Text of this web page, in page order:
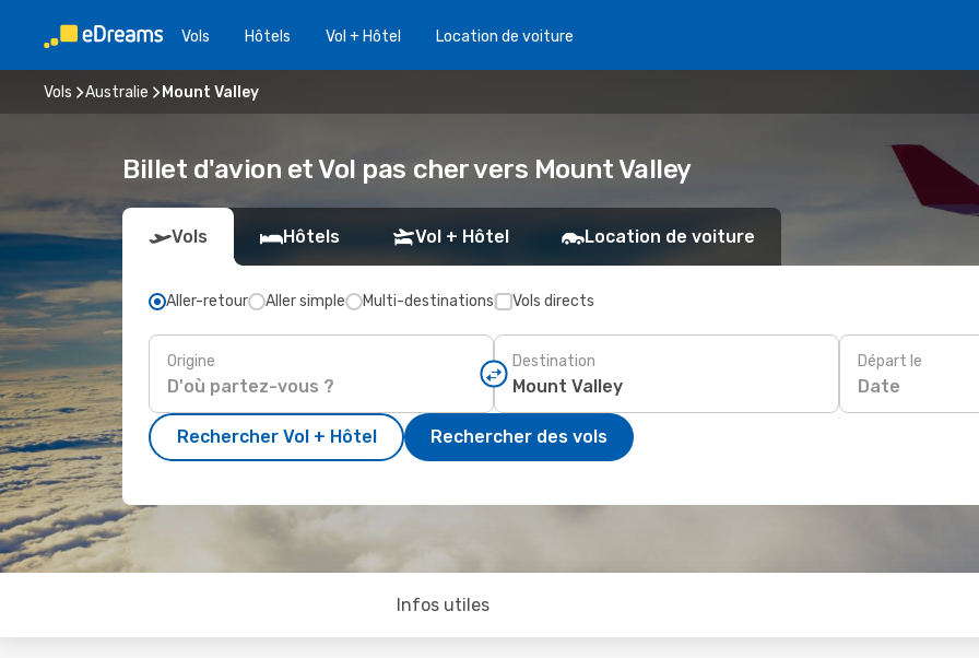
Vols Hôtels Vol + Hôtel Location de voiture
Vols Australie Mount Valley
Billet d'avion et Vol pas cher vers Mount Valley
Vols Hôtels Vol + Hôtel Location de voiture
Aller-retour Aller simple Multi-destinations Vols directs
Origine Destination Départ le
Date
Rechercher Vol + Hôtel Rechercher des vols
Infos utiles